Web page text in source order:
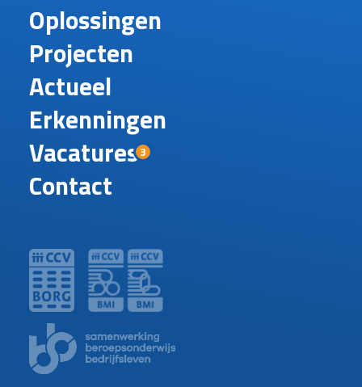
Oplossingen
Projecten
Actueel
Erkenningen
Vacatures3
Contact